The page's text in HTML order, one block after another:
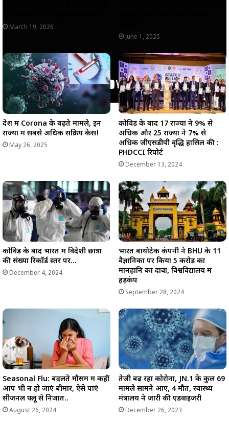
March 19, 2026
June 1, 2025
देश में Corona के बढ़ते मामले, इन
राज्यों में सबसे अधिक सक्रिय केस!
May 26, 2025
कोविड के बाद 17 राज्यों ने 9% से
अधिक और 25 राज्यों ने 7% से
अधिक जीएसडीपी वृद्धि हासिल की :
PHDCCI रिपोर्ट
December 13, 2024
कोविड के बाद भारत में विदेशी छात्रों
की संख्या रिकॉर्ड स्तर पर…
December 4, 2024
भारत बायोटेक कंपनी ने BHU के 11
वैज्ञानिकों पर किया 5 करोड़ का
मानहानि का दावा, विश्वविद्यालय में
हड़कंप
September 28, 2024
Seasonal Flu: बदलते मौसम में कहीं
आप भी न हो जाएं बीमार, ऐसे पाएं
सीजनल फ्लू से निजात..
August 26, 2024
तेजी बढ़ रहा कोरोना, JN.1 के कुल 69
मामले सामने आए, 4 मौतें, स्वास्थ्य
मंत्रालय ने जारी की एडवाइजरी
December 26, 2023